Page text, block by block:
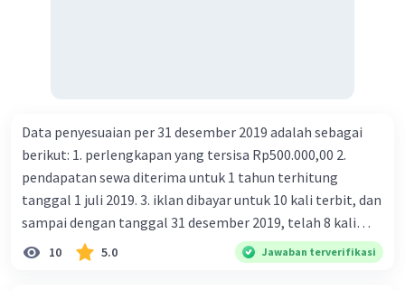
Data penyesuaian per 31 desember 2019 adalah sebagai
berikut: 1. perlengkapan yang tersisa Rp500.000,00 2.
pendapatan sewa diterima untuk 1 tahun terhitung
tanggal 1 juli 2019. 3. iklan dibayar untuk 10 kali terbit, dan
sampai dengan tanggal 31 desember 2019, telah 8 kali
terbit. 4. gaji terutang untuk periode berjalan sebesar
Rp800.000,00 dari data di atas, pencatatan jurnal pembalik
10 5.0 Jawaban terverifikasi